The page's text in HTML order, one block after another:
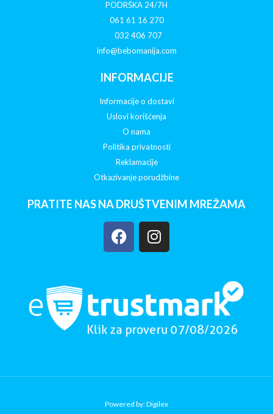
PODRŠKA 24/7H
061 61 16 270
032 406 707
info@bebomanija.com
INFORMACIJE
Informacije o dostavi
Uslovi korišćenja
O nama
Politika privatnosti
Reklamacije
Otkazivanje porudžbine
PRATITE NAS NA DRUŠTVENIM MREŽAMA
Powered by: Digilex